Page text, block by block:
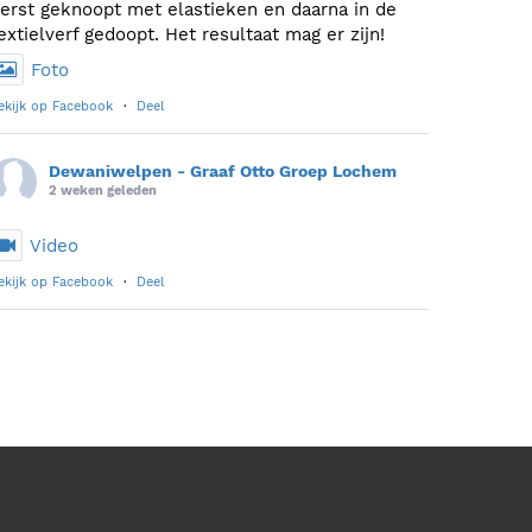
geknoopt met elastieken en daarna in de
gedoopt. Het resultaat mag er zijn!
Foto
op Facebook · Deel
Dewaniwelpen - Graaf Otto Groep Lochem
2 weken geleden
Video
op Facebook · Deel